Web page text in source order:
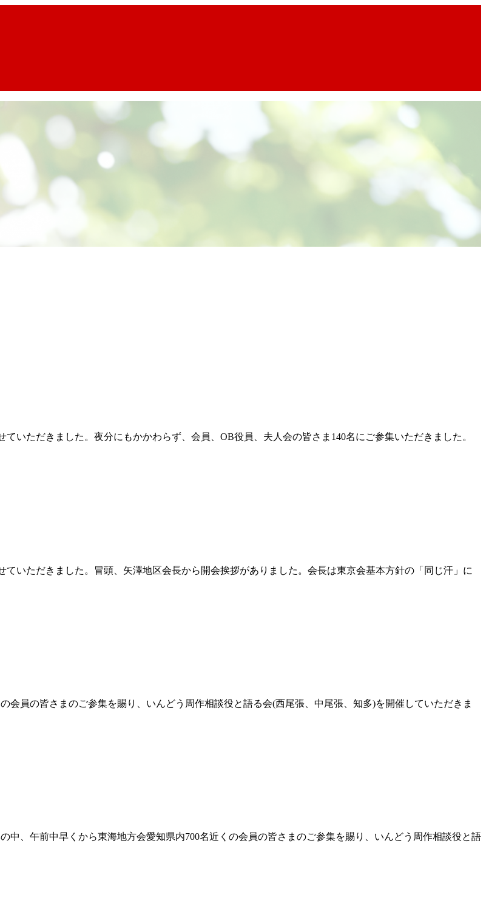
いただきました。夜分にもかかわらず、会員、OB役員、夫人会の皆さま140名にご参集いただきました。
ていただきました。冒頭、矢澤地区会長から開会挨拶がありました。会長は東京会基本方針の「同じ汗」に
会員の皆さまのご参集を賜り、いんどう周作相談役と語る会(西尾張、中尾張、知多)を開催していただきま
中、午前中早くから東海地方会愛知県内700名近くの会員の皆さまのご参集を賜り、いんどう周作相談役と語